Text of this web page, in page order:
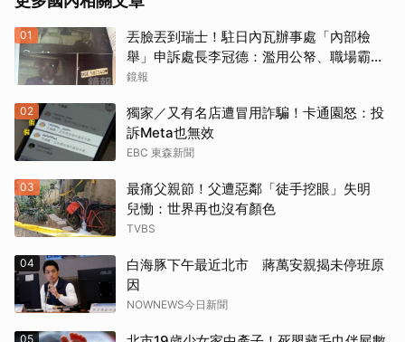
01
丟臉丟到瑞士！駐日內瓦辦事處「內部檢
舉」申訴處長李冠德：濫用公帑、職場霸
凌、超速仔拒繳罰單 外交部要查了
鏡報
02
獨家／又有名店遭冒用詐騙！卡通園怒：投
訴Meta也無效
EBC 東森新聞
03
最痛父親節！父遭惡鄰「徒手挖眼」失明
兒慟：世界再也沒有顏色
TVBS
04
白海豚下午最近北市 蔣萬安親揭未停班原
因
NOWNEWS今日新聞
05
取消